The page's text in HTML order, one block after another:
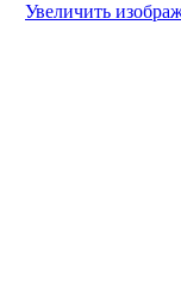
Увеличить